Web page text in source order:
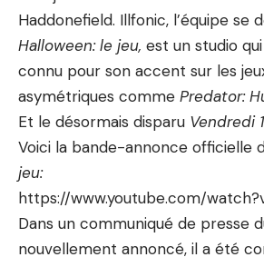
Haddonefield. Illfonic, l’équipe se
Halloween: le jeu, est un studio
connu pour son accent sur les
asymétriques comme Predator:
Et le désormais disparu Vendredi
Voici la bande-annonce officielle
jeu:
https://www.youtube.com/
Dans un communiqué de presse
nouvellement annoncé, il a été